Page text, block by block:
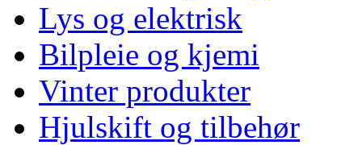
Lys og elektrisk
Bilpleie og kjemi
Vinter produkter
Hjulskift og tilbehør